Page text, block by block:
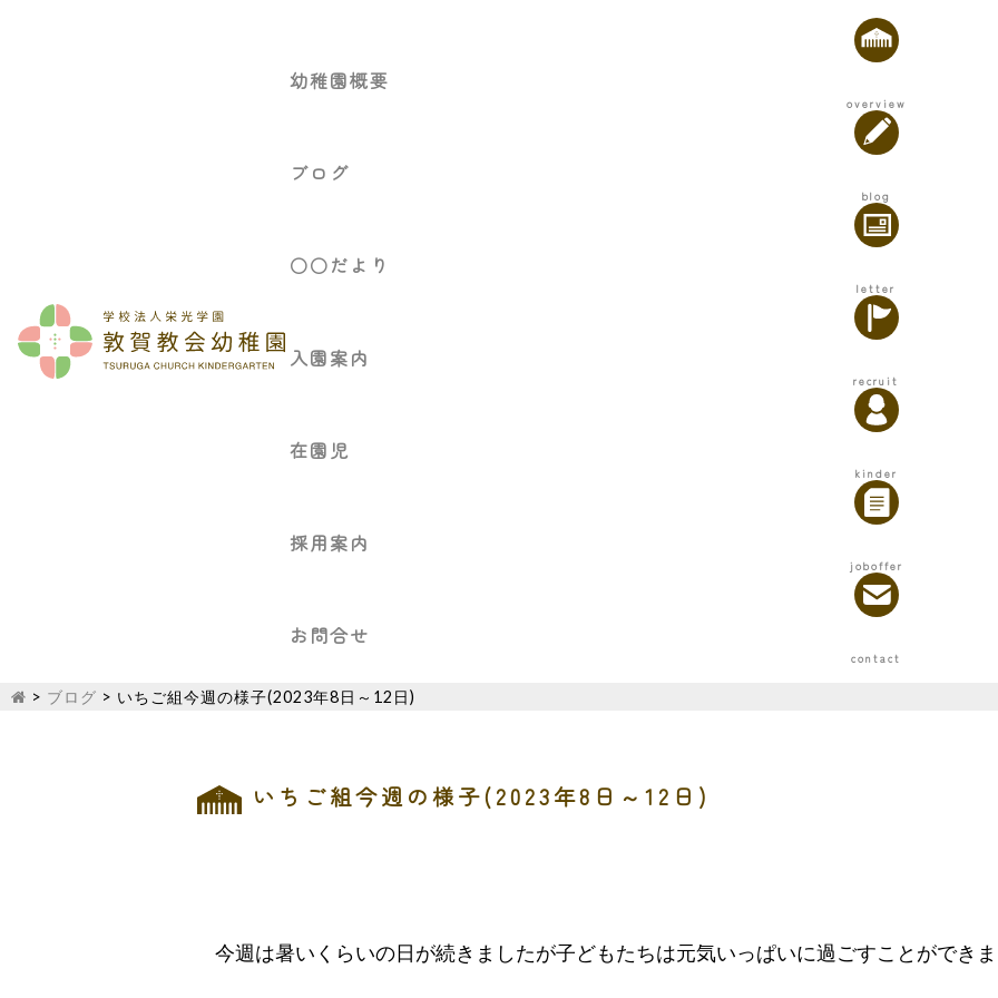
幼稚園概要
ブログ
○○だより
入園案内
在園児
採用案内
お問合せ
> ブログ > いちご組今週の様子(2023年8日～12日)
いちご組今週の様子(2023年8日～12日)
今週は暑いくらいの日が続きましたが子どもたちは元気いっぱいに過ごすことができ